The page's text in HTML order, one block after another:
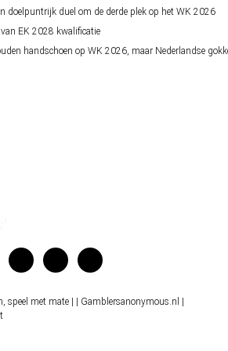
doelpuntrijk duel om de derde plek op het WK 2026
EK 2028 kwalificatie
handschoen op WK 2026, maar Nederlandse
speel met mate | | Gamblersanonymous.nl |